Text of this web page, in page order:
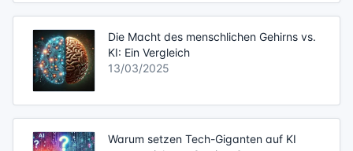
Die Macht des menschlichen Gehirns vs.
KI: Ein Vergleich
13/03/2025
Warum setzen Tech-Giganten auf KI